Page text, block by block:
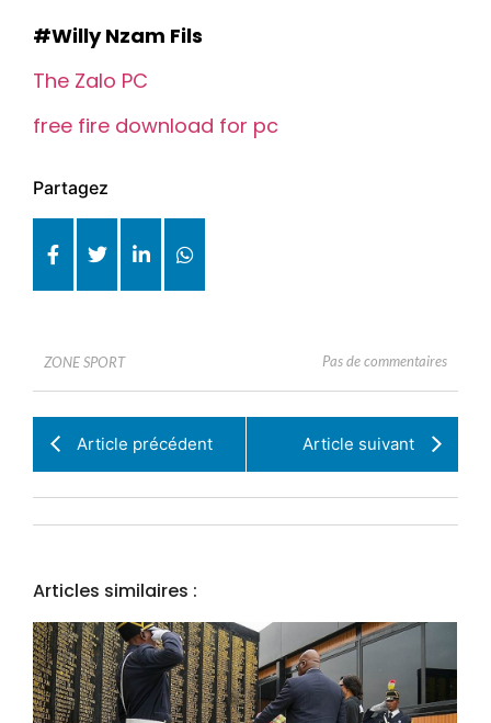
#Willy Nzam Fils
The Zalo PC
free fire download for pc
Partagez
ZONE SPORT Pas de commentaires
Article précédent Article suivant
Articles similaires :